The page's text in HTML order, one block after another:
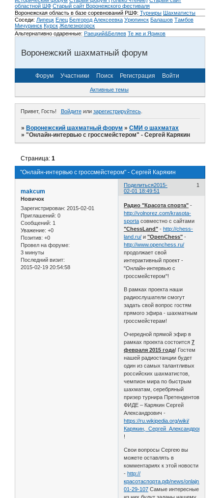
областной ШФ Старый сайт Воронежского фестиваля
Воронежская область в базе соревнований РШФ: Турниры Шахматисты
Соседи: Липецк Елец Белгород Алексеевка Урюпинск Балашов Тамбов
Мичуринск Курск Железногорск
Альтернативно одаренные: Раецкий&Беляев Те же и Яриков
Воронежский шахматный форум
Форум Участники Поиск Регистрация Войти
Активные темы
Привет, Гость! Войдитеили зарегистрируйтесь.
»Воронежский шахматный форум »СМИ о шахматах
»"Онлайн-интервью с гроссмейстером" - Сергей Карякин
"Онлайн-интервью с гроссмейстером" - Сергей Карякин
Страница:1
Поделиться 1
2015-
02-01 18:49:51
makcum
Новичок
Зарегистрирован: 2015-02-01
Приглашений: 0
Сообщений: 1
Уважение: +0
Позитив: +0
Провел на форуме:
3 минуты
Последний визит:
2015-02-19 20:54:58
Радио "Красота спорта" -
http://volnorez.com/krasota-
sporta совместно с сайтами
"ChessLand" - http://chess-
land.ru/ и"OpenChess" -
http://www.openchess.ru/
продолжает свой
интерактивный проект -
"Онлайн-интервью с
гроссмейстером"!
В рамках проекта наши
радиослушатели смогут
задать свой вопрос гостям
прямого эфира - шахматным
гроссмейстерам!
Очередной прямой эфир в
рамках проекта состоится7
февраля 2015 года! Гостем
нашей радиостанции будет
один из самых талантливых
российских шахматистов,
чемпион мира по быстрым
шахматам, серебряный
призер турнира Претендентов
ФИДЕ – Карякин Сергей
Александрович -
https://ru.wikipedia.org/wiki/
Карякин,_Сергей_Александрович
!
Свои вопросы Сергею вы
можете оставлять в
комментариях к этой новости
- http://
красотаспорта.рф/news/
01-29-107 Самые интересные